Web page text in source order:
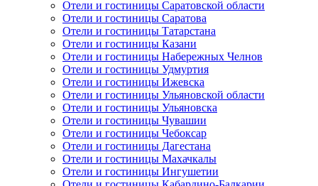
Отели и гостиницы Саратовской области
Отели и гостиницы Саратова
Отели и гостиницы Татарстана
Отели и гостиницы Казани
Отели и гостиницы Набережных Челнов
Отели и гостиницы Удмуртия
Отели и гостиницы Ижевска
Отели и гостиницы Ульяновской области
Отели и гостиницы Ульяновска
Отели и гостиницы Чувашии
Отели и гостиницы Чебоксар
Отели и гостиницы Дагестана
Отели и гостиницы Махачкалы
Отели и гостиницы Ингушетии